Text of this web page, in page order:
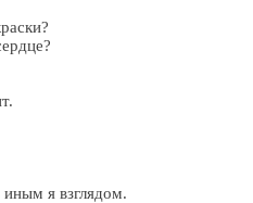
я взглядом.